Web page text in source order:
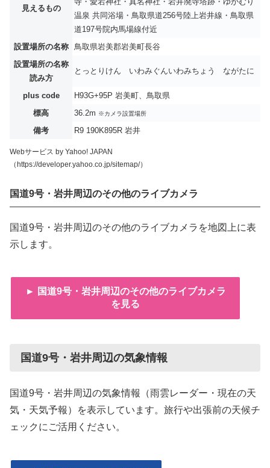
見えるもの
温泉 共同浴場・鳥取県道256号陸上岩井線・鳥取県
道197号院内馬場線付近
設置場所の名称
鳥取県岩美郡岩美町長谷
設置場所の名称
読み方
とっとりけん いわみぐんいわみちょう ながたに
plus code
H93G+95P 岩美町、鳥取県
標高
36.2m ※カメラ設置場所
備考 R9 190K895R 岩井
Webサービス by Yahoo! JAPAN
（https://developer.yahoo.co.jp/sitemap/）
国道9号・岩井周辺のその他のライブカメラ
国道9号・岩井周辺のその他のライブカメラを地図上に表
示します。
► 国道9号・岩井周辺のその他のライブカメラ
を見る
国道9号・岩井周辺の気象情報
国道9号・岩井周辺の気象情報（雨雲レーダー・現在の天
気・天気予報）を表示しています。旅行や出張前の天候チ
ェックにご活用ください。